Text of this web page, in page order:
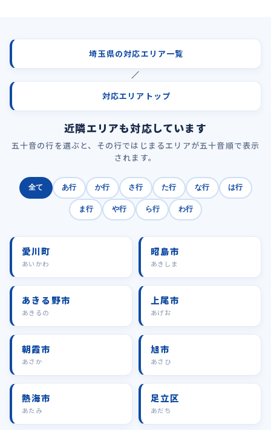
埼玉県の対応エリア一覧
／
対応エリアトップ
近隣エリアも対応しています
五十音の行を選ぶと、その行ではじまるエリアが五十音順で表示
されます。
全て あ行 か行 さ行 た行 な行 は行
ま行 や行 ら行 わ行
愛川町
あいかわ
昭島市
あきしま
あきる野市
あきるの
上尾市
あげお
朝霞市
あさか
旭市
あさひ
熱海市
あたみ
足立区
あだち